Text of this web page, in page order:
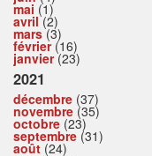
mai (1)
avril(2)
mars(3)
février(16)
janvier(23)
2021
décembre (37)
novembre (35)
octobre (23)
septembre (31)
août (24)